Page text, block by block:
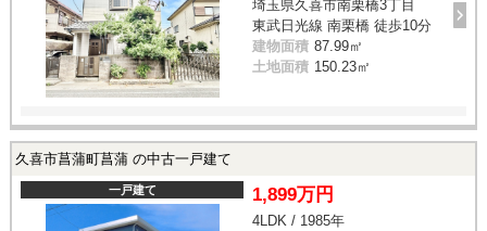
埼玉県久喜市南栗橋3丁目
東武日光線 南栗橋 徒歩10分
建物面積 87.99㎡
土地面積 150.23㎡
久喜市菖蒲町菖蒲 の中古一戸建て
一戸建て 1,899万円
4LDK / 1985年